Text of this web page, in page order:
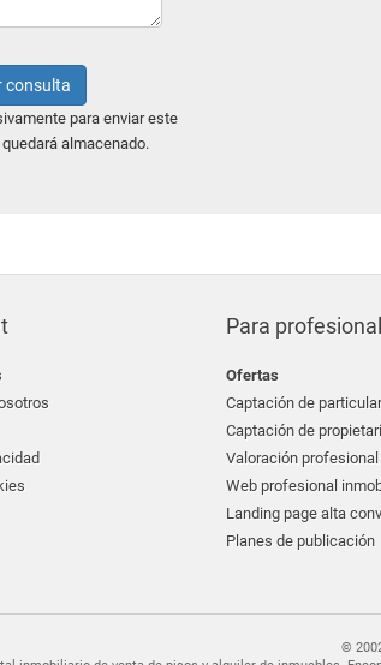
consulta
para enviar este
almacenado.
Para
Ofertas
Captación de
Captación de
Valoración profesional
Web profesional
Landing page alta
Planes de publicación
©